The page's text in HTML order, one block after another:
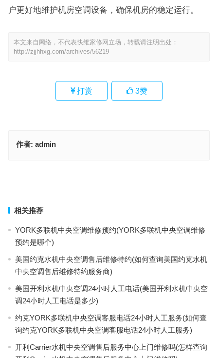
户更好地维护机房空调设备，确保机房的稳定运行。
本文来自网络，不代表快维家修网立场，转载请注明出处：
http://zjjhhxg.com/archives/56219
打赏 3赞
作者: admin
相关推荐
YORK多联机中央空调维修预约(YORK多联机中央空调维修
预约是哪个)
美国约克水机中央空调售后维修特约(如何查询美国约克水机
中央空调售后维修特约服务商)
美国开利水机中央空调24小时人工电话(美国开利水机中央空
调24小时人工电话是多少)
约克YORK多联机中央空调客服电话24小时人工服务(如何查
询约克YORK多联机中央空调客服电话24小时人工服务)
开利Carrier水机中央空调售后服务中心上门维修吗(怎样查询